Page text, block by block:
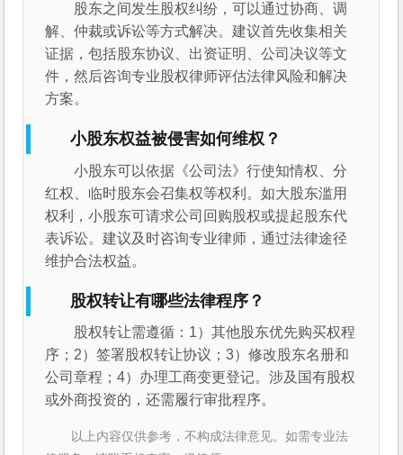
股东之间发生股权纠纷，可以通过协商、调
解、仲裁或诉讼等方式解决。建议首先收集相关
证据，包括股东协议、出资证明、公司决议等文
件，然后咨询专业股权律师评估法律风险和解决
方案。
小股东权益被侵害如何维权？
小股东可以依据《公司法》行使知情权、分
红权、临时股东会召集权等权利。如大股东滥用
权利，小股东可请求公司回购股权或提起股东代
表诉讼。建议及时咨询专业律师，通过法律途径
维护合法权益。
股权转让有哪些法律程序？
股权转让需遵循：1）其他股东优先购买权程
序；2）签署股权转让协议；3）修改股东名册和
公司章程；4）办理工商变更登记。涉及国有股权
或外商投资的，还需履行审批程序。
以上内容仅供参考，不构成法律意见。如需专业法